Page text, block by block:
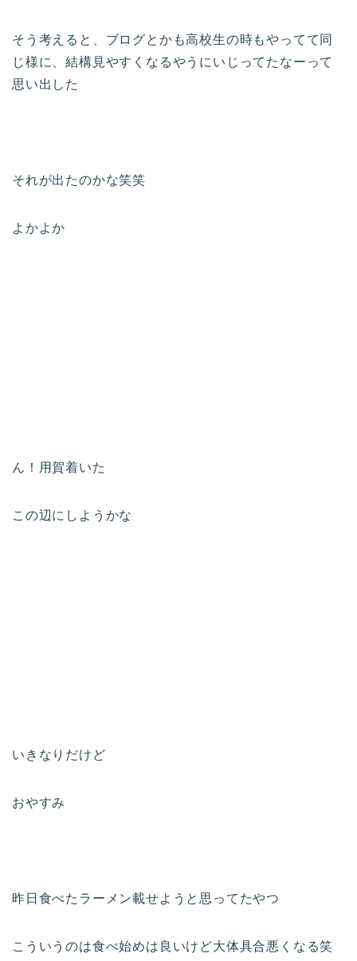
そう考えると、ブログとかも高校生の時もやってて同
じ様に、結構見やすくなるやうにいじってたなーって
思い出した
それが出たのかな笑笑
よかよか
ん！用賀着いた
この辺にしようかな
いきなりだけど
おやすみ
昨日食べたラーメン載せようと思ってたやつ
こういうのは食べ始めは良いけど大体具合悪くなる笑